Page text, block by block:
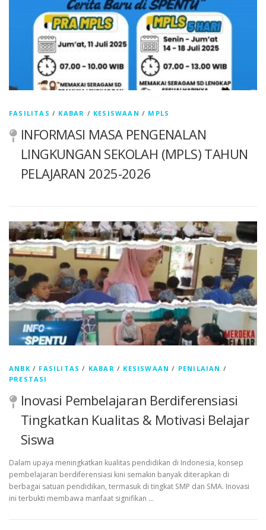
FASILITAS / KABAR / KESISWAAN / MPLS
INFORMASI MASA PENGENALAN
LINGKUNGAN SEKOLAH (MPLS) TAHUN
PELAJARAN 2025-2026
ANBK / FASILITAS / KABAR / KESISWAAN / PENILAIAN /
PRESTASI
Inovasi Pembelajaran Berdiferensiasi
Tingkatkan Kualitas & Motivasi Belajar
Siswa
Dalam upaya meningkatkan kualitas pendidikan di Indonesia, konsep
pembelajaran berdiferensiasi kini semakin banyak diterapkan di
berbagai satuan pendidikan, termasuk di tingkat SMP dan SMA. Inovasi
ini terbukti membawa manfaat signifikan …